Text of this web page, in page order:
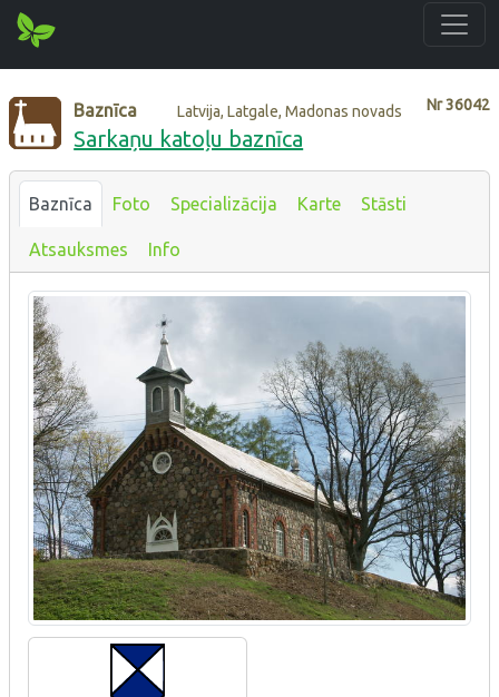
Nr36042
Baznīca Latvija, Latgale, Madonas novads
Sarkaņu katoļu baznīca
Baznīca Foto Specializācija Karte Stāsti
Atsauksmes Info